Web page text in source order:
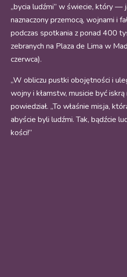
„bycia ludźmi” w świecie, który —
naznaczony przemocą, wojnami i
podczas spotkania z ponad 400
zebranych na Plaza de Lima w
czerwca).
„W obliczu pustki obojętności i
wojny i kłamstw, musicie być
powiedział. „To właśnie misja,
abyście byli ludźmi. Tak, bądźcie
kości!”